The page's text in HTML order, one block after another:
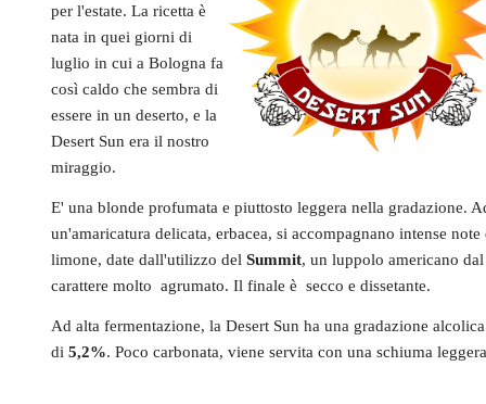
per l'estate. La ricetta è
nata in quei giorni di
luglio in cui a Bologna fa
così caldo che sembra di
essere in un deserto, e la
Desert Sun era il nostro
miraggio.
E' una blonde profumata e piuttosto leggera nella gradazione.
un'amaricatura delicata, erbacea, si accompagnano intense note
limone, date dall'utilizzo delSummit, un luppolo americano dal
carattere molto agrumato. Il finale è secco e dissetante.
Ad alta fermentazione, la Desert Sun ha una gradazione alcolica
di5,2%. Poco carbonata, viene servita con una schiuma